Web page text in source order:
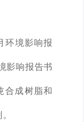
环境影响报
影响报告书
合成树脂和